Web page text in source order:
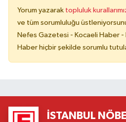
Yorum yazarak topluluk
ve tüm sorumluluğu
Nefes Gazetesi - Kocaeli Haber -
Haber hiçbir şekilde sorumlu
İSTANBUL